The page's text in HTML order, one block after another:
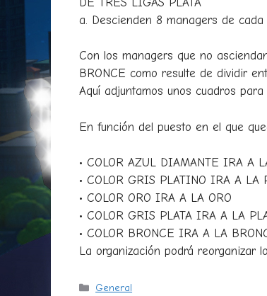
a. Descienden 8 managers de cada
Con los managers que no
BRONCE como resulte de dividir
Aquí adjuntamos unos cuadros
En función del puesto en el que
• COLOR AZUL DIAMANTE IRA A
• COLOR GRIS PLATINO IRA A LA
• COLOR ORO IRA A LA ORO
• COLOR GRIS PLATA IRA A LA
• COLOR BRONCE IRA A LA
La organización podrá reorganizar
Categorías
General